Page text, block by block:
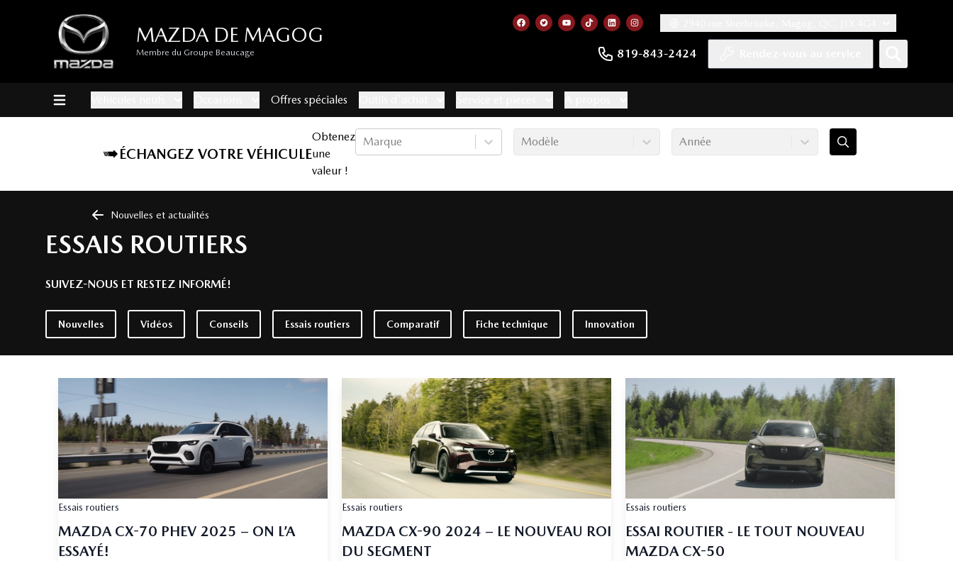
MAZDA DE MAGOG
Membre du Groupe Beaucage 819-843-2424
Lien vers notre page facebook
Lien vers notre compte Twitter
Lien vers notre chaîne YouTube
Lien vers notre compte Tiktok
Lien vers notre compte LinkedIn
Lien vers notre compte Instagram
Offres spéciales
ÉCHANGEZ VOTRE VÉHICULE
Obtenez
une
valeur !
Marque Modèle Année
Nouvelles et actualités
ESSAIS ROUTIERS
SUIVEZ-NOUS ET RESTEZ INFORMÉ!
Nouvelles Vidéos Conseils Essais routiers Comparatif Fiche technique Innovation
Essais routiers
MAZDA CX-70 PHEV 2025 – ON L’A
ESSAYÉ!
Essais routiers
MAZDA CX-90 2024 – LE NOUVEAU ROI
DU SEGMENT
Essais routiers
ESSAI ROUTIER - LE TOUT NOUVEAU
MAZDA CX-50